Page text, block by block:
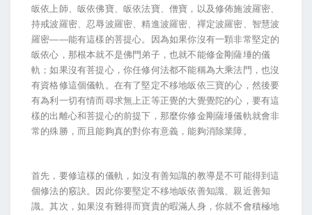
皈依上師、皈依佛寶、皈依法寶、僧寶，以及修佈施波羅密、
持戒波羅密、忍辱波羅密、精進波羅密、禪定波羅密、智慧波
羅密――能有這樣的菩提心。因為如果你沒有一顆非常堅定的
皈依心，那根本就不是佛門弟子，也就不能修金剛薩埵的儀
軌；如果沒有菩提心，你任修何法都不能稱為大乘法門，也沒
有資格修這個儀軌。在有了堅定不移地皈依三寶的心，然後要
有為利一切有情而尋求無上正等正覺的大覺覺陀的心，要有這
樣的出離心和菩提心的前提下，那麼你修金剛薩埵儀軌就會非
常的殊勝，而且能夠真的對你有意義，能夠消除業障。
首先，要修這樣的儀軌，如沒有善知識的教導是不可能得到這
個修法的竅訣。因此你要堅定不移地皈依善知識、親近善知
識。其次，如果沒有難得而寶貴的暇滿人身，你就不會積極地